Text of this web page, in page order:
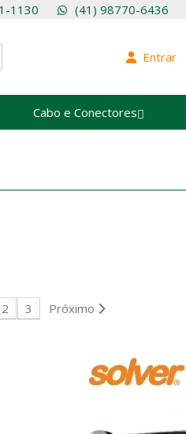
1130 (41) 98770-6436
Entrar
Cabo e Conectores
2 3 Próximo